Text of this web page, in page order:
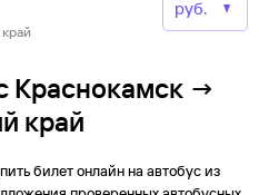
Краснокамск →
край
билет онлайн на автобус из